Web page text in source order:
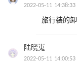
2022-05-11 14:38:33
旅行装的
陆晓嵬
2022-05-11 14:00:53